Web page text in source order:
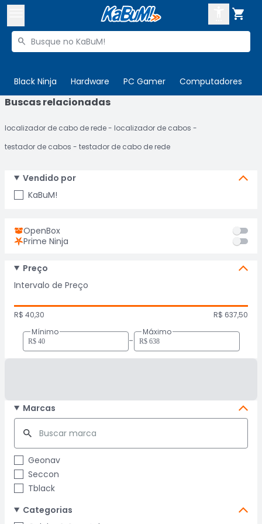

Buscar produtos

Black Ninja Hardware PC Gamer Computadores

 Departamentos
Mais Vendidos
ENTRE
CADASTRE-SE
Buscas relacionadas
localizador de cabo de rede
localizador de cabos
testador de cabos
testador de cabo de rede
Vendido por
KaBuM!
OpenBox
Prime Ninja
Preço
Intervalo de Preço
R$ 40,30
R$ 637,50
Mínimo
-
Máximo
Marcas
Geonav
Seccon
Tblack
Categorias